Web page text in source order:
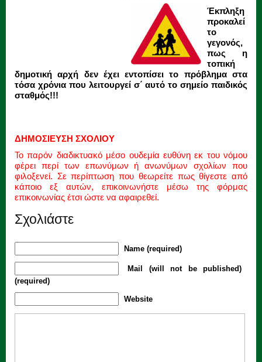
Έκπληξη
προκαλεί
το
γεγονός,
πως η
τοπική
δημοτική αρχή δεν έχει εντοπίσει το πρόβλημα στα
τόσα χρόνια που λειτουργεί σ΄ αυτό το σημείο παιδικός
σταθμός!!!
ΔΗΜΟΣΙΕΥΣΗ ΣΧΟΛΙΟΥ
Το παρόν διαδικτυακό μέσο ουδεμία ευθύνη εκ του νόμου
φέρει περί των επωνύμων ή ανωνύμων σχολίων που
φιλοξενεί. Σε περίπτωση που θεωρείτε πως θίγεστε από
κάποιο εξ αυτών, επικοινωνήστε μέσω της φόρμας
επικοινωνίας έτσι ώστε να αφαιρεθεί.
Σχολιάστε
Name (required)
Mail (will not be published)
(required)
Website